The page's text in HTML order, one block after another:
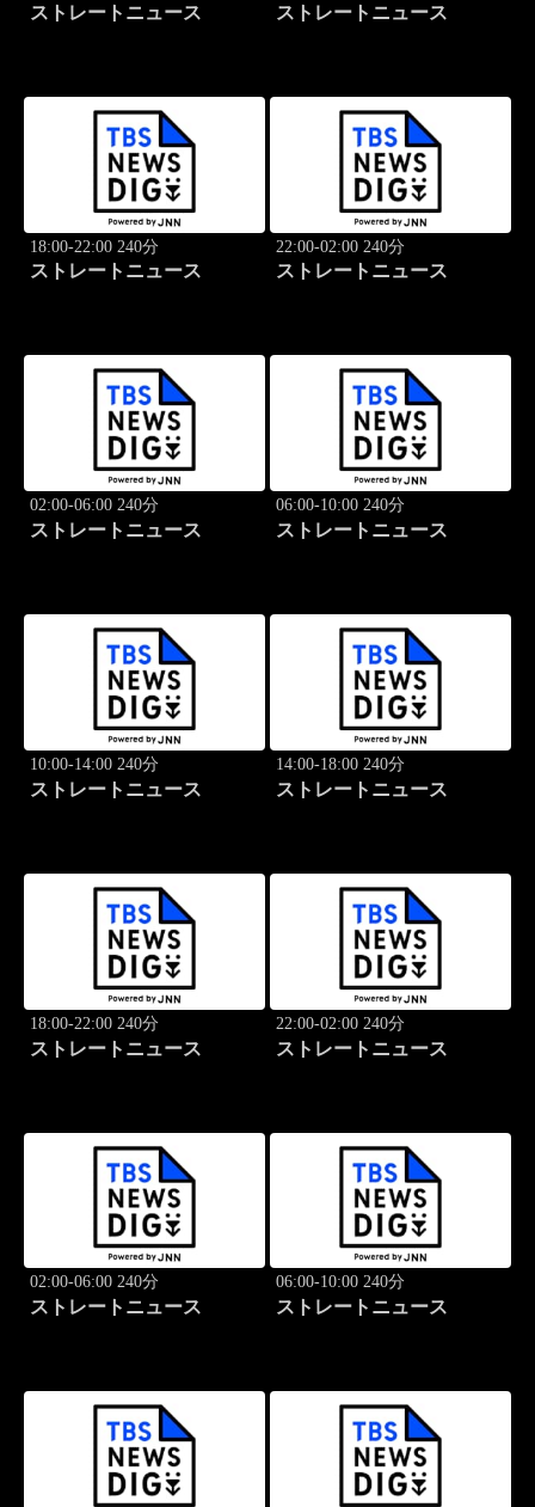
ストレートニュース ストレートニュース
18:00-22:00 240分
ストレートニュース
22:00-02:00 240分
ストレートニュース
02:00-06:00 240分
ストレートニュース
06:00-10:00 240分
ストレートニュース
10:00-14:00 240分
ストレートニュース
14:00-18:00 240分
ストレートニュース
18:00-22:00 240分
ストレートニュース
22:00-02:00 240分
ストレートニュース
02:00-06:00 240分
ストレートニュース
06:00-10:00 240分
ストレートニュース